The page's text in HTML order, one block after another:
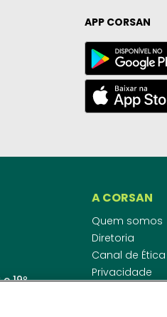
APP CORSAN
19º
A CORSAN
Quem somos
Diretoria
Canal de Ética
Privacidade